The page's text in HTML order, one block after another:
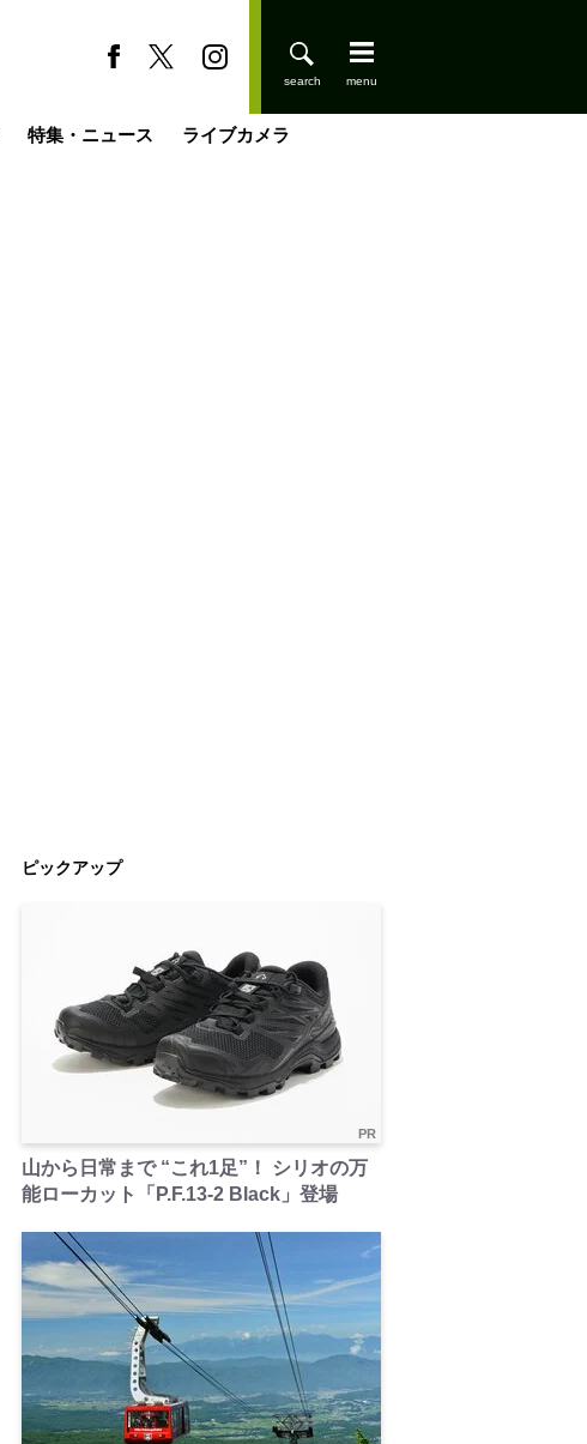
特集・ニュース ライブカメラ
ピックアップ
PR
山から日常まで “これ1足”！ シリオの万
能ローカット「P.F.13-2 Black」登場